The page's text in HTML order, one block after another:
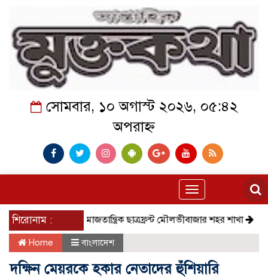
সোমবার, ১০ অগাস্ট ২০২৬, ০৫:৪২
অপরাহ্ন
Toggle
navigation
শিরোনাম :সমাজতান্ত্রিক ছাত্রফ্রন্ট মৌলভীবাজার শহর শাখা কেমন আছে
Home বাংলাদেশ
দক্ষিন মেয়রকে হকার নেতাদের হুঁশিয়ারি